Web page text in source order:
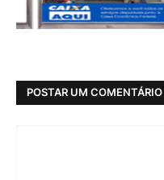
POSTAR UM COMENTÁRIO